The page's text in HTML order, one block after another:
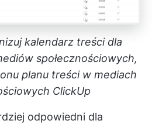
kalendarz treści dla
społecznościowych,
planu treści w mediach
ClickUp
odpowiedni dla